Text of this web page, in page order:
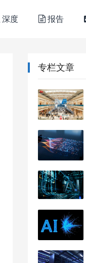
深度 报告
专栏文章